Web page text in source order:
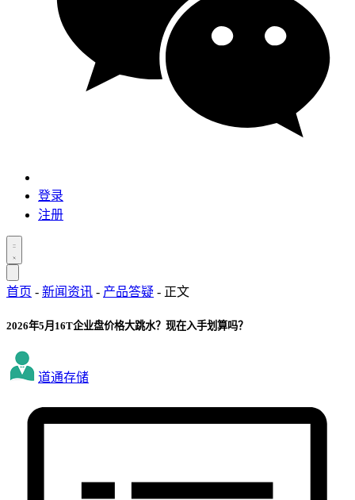
登录
注册
首页 - 新闻资讯 - 产品答疑 - 正文
2026年5月16T企业盘价格大跳水？现在入手划算吗？
道通存储